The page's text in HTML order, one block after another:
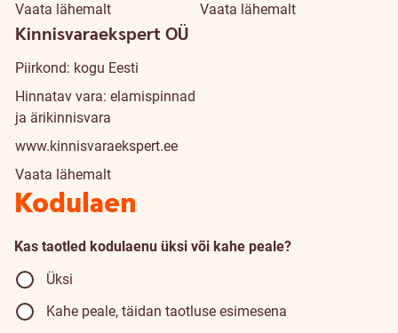
Vaata lähemalt
Vaata lähemalt
Kinnisvaraekspert OÜ
Piirkond: kogu Eesti
Hinnatav vara: elamispinnad
ja ärikinnisvara
www.kinnisvaraekspert.ee
Vaata lähemalt
Kodulaen
Kas taotled kodulaenu üksi või kahe peale?
Üksi
Kahe peale, täidan taotluse esimesena